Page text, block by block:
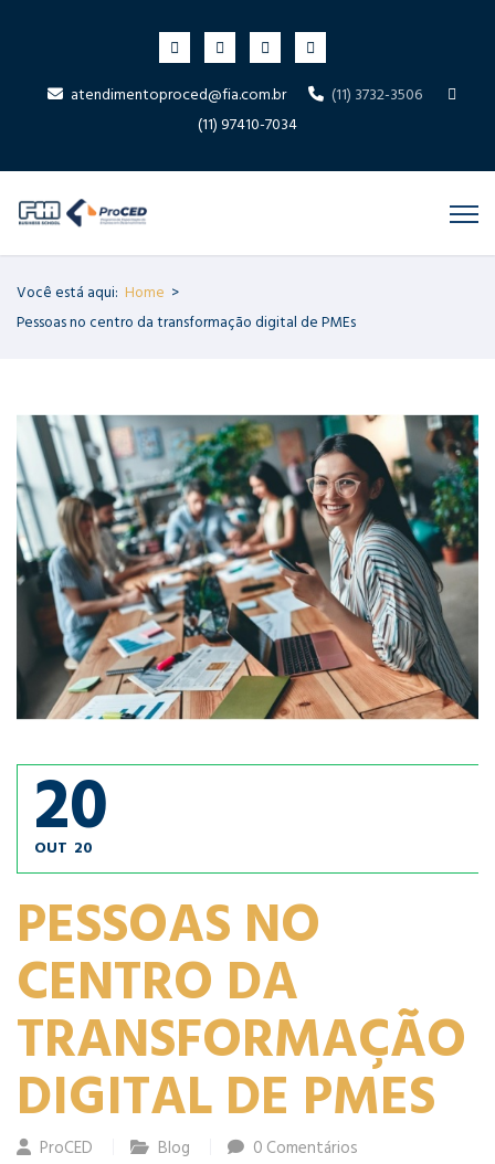
atendimentoproced@fia.com.br
(11) 3732-3506
(11) 97410-7034
Você está aqui: Home >
Pessoas no centro da transformação digital de PMEs
20
OUT 20
PESSOAS NO
CENTRO DA
TRANSFORMAÇÃO
DIGITAL DE PMES
ProCED Blog 0 Comentários